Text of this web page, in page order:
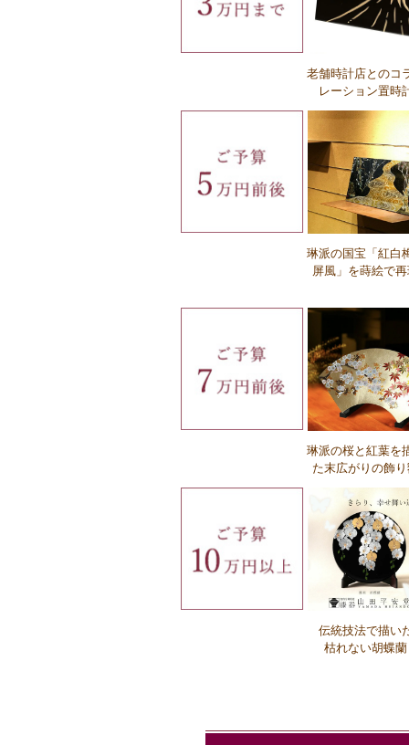
すか？
Ｑ：名入れの種類の違いを教えてくだ
Ｑ：名入れの費用はいくらですか？
Ｑ：名入れにかかる時間はどれぐらいで
か？
Ｑ：名入れの注文方法を教えてください
Ｑ：企業ロゴの注文方法を教えてくだ
老舗時計店とのコ
レーション置時
琳派の国宝「紅白
屏風」を蒔絵で
琳派の桜と紅葉を
た末広がりの飾
伝統技法で描い
枯れない胡蝶蘭